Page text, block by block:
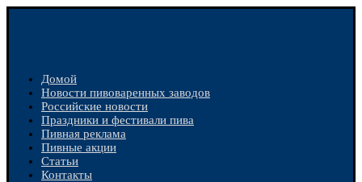
Домой
Новости пивоваренных заводов
Российские новости
Праздники и фестивали пива
Пивная реклама
Пивные акции
Статьи
Контакты